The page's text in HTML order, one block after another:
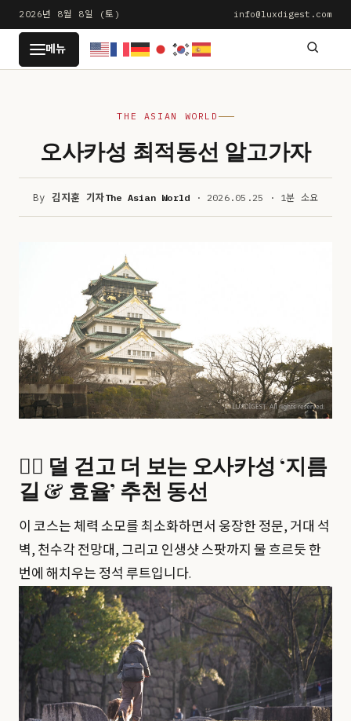
문
로
2026년 8월 8일 (토) info@luxdigest.com
LUXDIGEST
메뉴
THE ASIAN WORLD
오사카성 최적동선 알고가자
By 김지훈 기자The Asian World · 2026.05.25 · 1분 소요
🚶‍♂️ 덜 걷고 더 보는 오사카성 ‘지름
길 & 효율’ 추천 동선
이 코스는 체력 소모를 최소화하면서 웅장한 정문, 거대 석
벽, 천수각 전망대, 그리고 인생샷 스팟까지 물 흐르듯 한
번에 해치우는 정석 루트입니다.